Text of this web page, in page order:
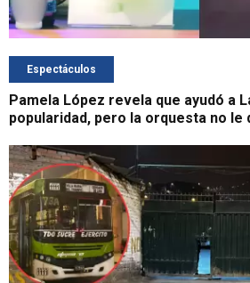
Espectáculos
Pamela López revela que ayudó a
popularidad, pero la orquesta no